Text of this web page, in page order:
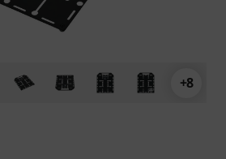
+8